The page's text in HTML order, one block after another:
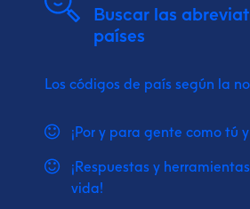
Buscar las
países
Los códigos de país según la
¡Por y para gente como tú
¡Respuestas y
vida!